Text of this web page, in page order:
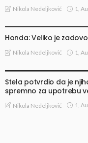
Nikola Nedeljković 1,
Honda: Veliko je
Nikola Nedeljković 1,
Stela potvrdio da je
spremno za upotrebu
Nikola Nedeljković 1,